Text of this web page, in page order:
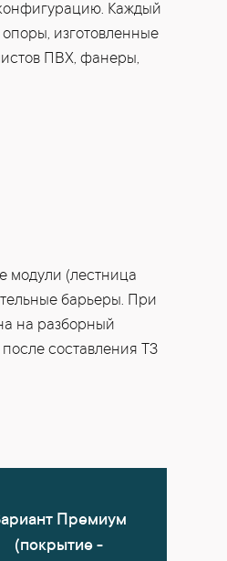
Каждый
изготовленные
ПВХ, фанеры,
модули (лестница
барьеры. При
на разборный
составления ТЗ
Премиум
(покрытие -